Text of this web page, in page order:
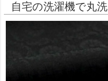
自宅の洗濯機で丸